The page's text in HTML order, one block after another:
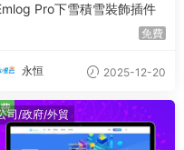
Pro下雪積雪裝飾插件
免費
永恒 2025-12-20
司/政府/外貿